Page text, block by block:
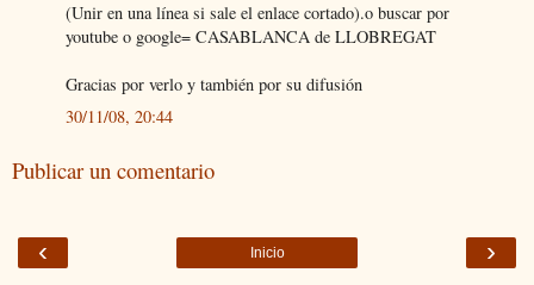
(Unir en una línea si sale el enlace cortado).o buscar por
youtube o google= CASABLANCA de LLOBREGAT
Gracias por verlo y también por su difusión
30/11/08, 20:44
Publicar un comentario
‹ ›
Inicio